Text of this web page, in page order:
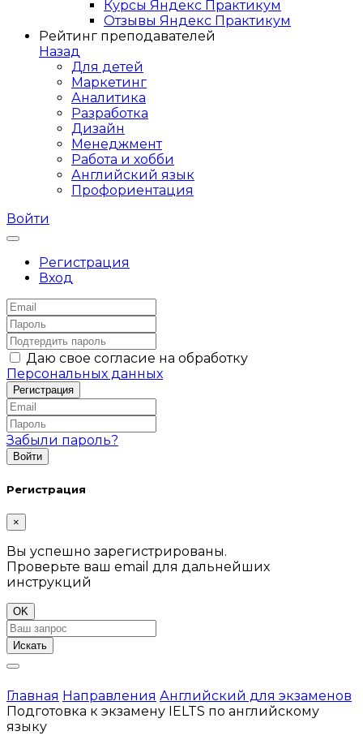
Курсы Яндекс Практикум
Отзывы Яндекс Практикум
Рейтинг преподавателей
Назад
Для детей
Маркетинг
Аналитика
Разработка
Дизайн
Менеджмент
Работа и хобби
Английский язык
Профориентация
Войти
Регистрация
Вход
Даю свое согласие на обработку
Персональных данных
Забыли пароль?
Регистрация
×
Вы успешно зарегистрированы.
Проверьте ваш email для дальнейших
инструкций
OK
Искать
Главная Направления Английский для экзаменов
Подготовка к экзамену IELTS по английскому
языку